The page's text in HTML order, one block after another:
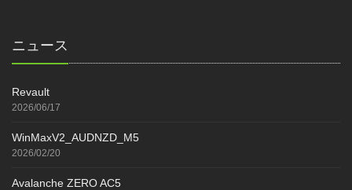
ニュース
Revault
2026/06/17
WinMaxV2_AUDNZD_M5
2026/02/20
Avalanche ZERO AC5